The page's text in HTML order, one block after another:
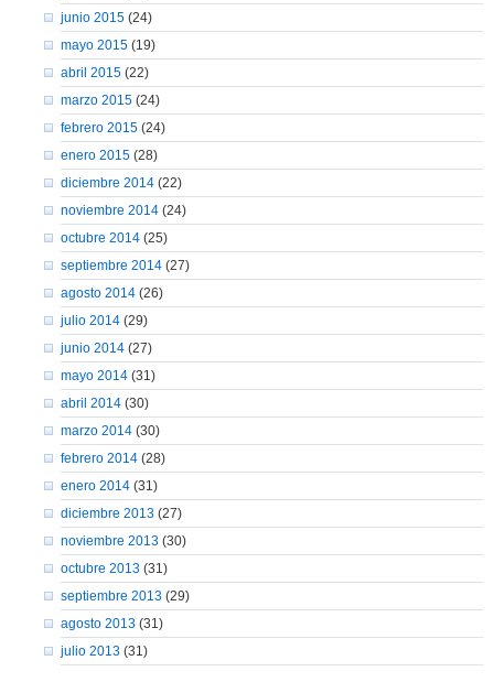
junio 2015(24)
mayo 2015(19)
abril 2015(22)
marzo 2015(24)
febrero 2015(24)
enero 2015(28)
diciembre 2014(22)
noviembre 2014(24)
octubre 2014(25)
septiembre 2014(27)
agosto 2014(26)
julio 2014(29)
junio 2014(27)
mayo 2014(31)
abril 2014(30)
marzo 2014(30)
febrero 2014(28)
enero 2014(31)
diciembre 2013(27)
noviembre 2013(30)
octubre 2013(31)
septiembre 2013(29)
agosto 2013(31)
julio 2013(31)